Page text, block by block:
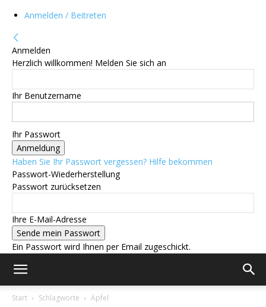
Anmelden / Beitreten
Anmelden
Herzlich willkommen! Melden Sie sich an
Ihr Benutzername
Ihr Passwort
Haben Sie Ihr Passwort vergessen? Hilfe bekommen
Passwort-Wiederherstellung
Passwort zurücksetzen
Ihre E-Mail-Adresse
Ein Passwort wird Ihnen per Email zugeschickt.
Start Schlagworte Äpfel